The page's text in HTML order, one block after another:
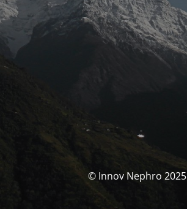
© Innov Nephro 2025